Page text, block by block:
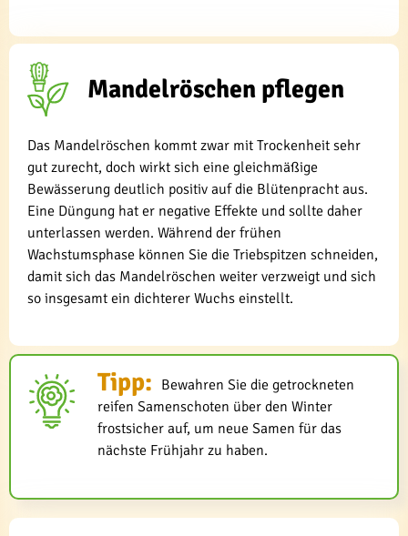
Mandelröschen pflegen
Das Mandelröschen kommt zwar mit Trockenheit sehr
gut zurecht, doch wirkt sich eine gleichmäßige
Bewässerung deutlich positiv auf die Blütenpracht aus.
Eine Düngung hat er negative Effekte und sollte daher
unterlassen werden. Während der frühen
Wachstumsphase können Sie die Triebspitzen schneiden,
damit sich das Mandelröschen weiter verzweigt und sich
so insgesamt ein dichterer Wuchs einstellt.
Tipp: Bewahren Sie die getrockneten
reifen Samenschoten über den Winter
frostsicher auf, um neue Samen für das
nächste Frühjahr zu haben.